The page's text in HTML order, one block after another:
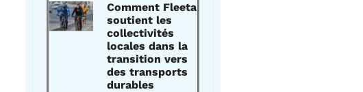
Comment Fleeta
soutient les
collectivités
locales dans la
transition vers
des transports
durables